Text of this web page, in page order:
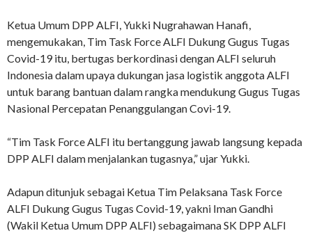
Ketua Umum DPP ALFI, Yukki Nugrahawan Hanafi,
mengemukakan, Tim Task Force ALFI Dukung Gugus Tugas
Covid-19 itu, bertugas berkordinasi dengan ALFI seluruh
Indonesia dalam upaya dukungan jasa logistik anggota ALFI
untuk barang bantuan dalam rangka mendukung Gugus Tugas
Nasional Percepatan Penanggulangan Covi-19.
“Tim Task Force ALFI itu bertanggung jawab langsung kepada
DPP ALFI dalam menjalankan tugasnya,” ujar Yukki.
Adapun ditunjuk sebagai Ketua Tim Pelaksana Task Force
ALFI Dukung Gugus Tugas Covid-19, yakni Iman Gandhi
(Wakil Ketua Umum DPP ALFI) sebagaimana SK DPP ALFI